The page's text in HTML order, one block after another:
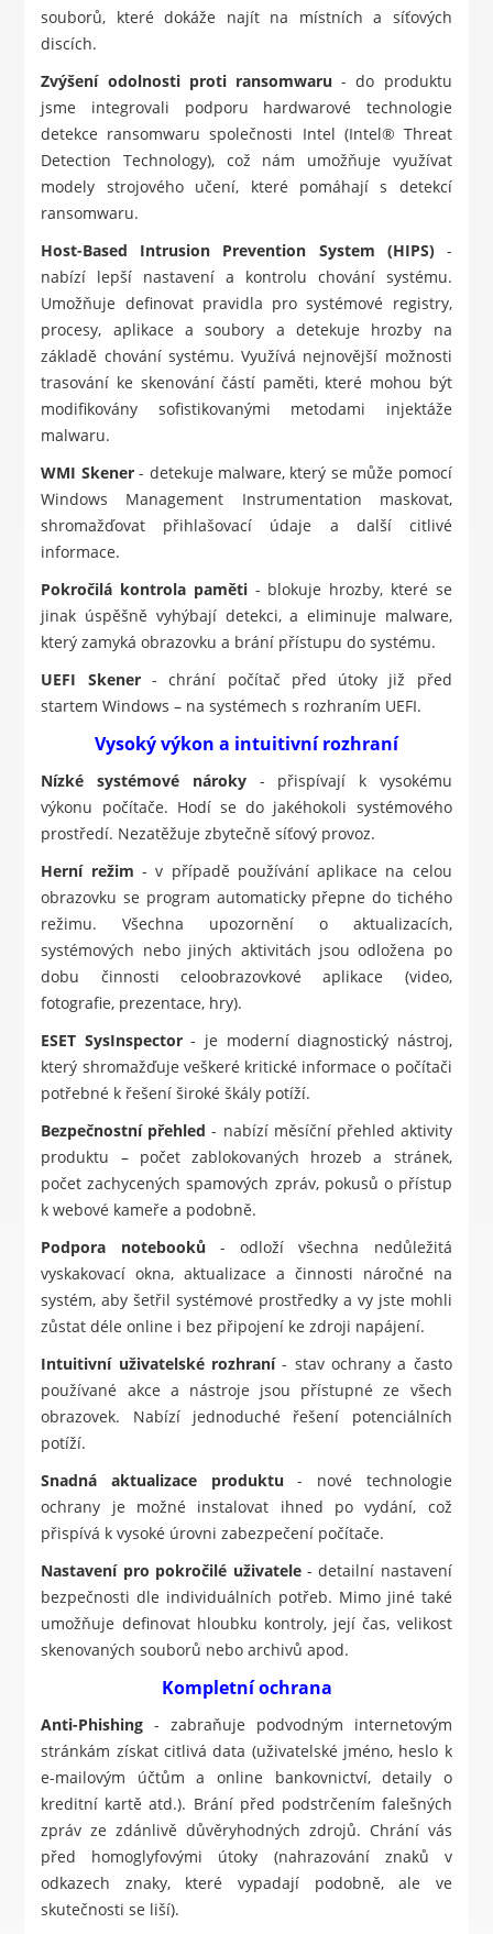
souborů, které dokáže najít na místních a síťových
discích.
Zvýšení odolnosti proti ransomwaru - do produktu
jsme integrovali podporu hardwarové technologie
detekce ransomwaru společnosti Intel (Intel® Threat
Detection Technology), což nám umožňuje využívat
modely strojového učení, které pomáhají s detekcí
ransomwaru.
Host-Based Intrusion Prevention System (HIPS)-
nabízí lepší nastavení a kontrolu chování systému.
Umožňuje definovat pravidla pro systémové registry,
procesy, aplikace a soubory a detekuje hrozby na
základě chování systému. Využívá nejnovější možnosti
trasování ke skenování částí paměti, které mohou být
modifikovány sofistikovanými metodami injektáže
malwaru.
WMI Skener- detekuje malware, který se může pomocí
Windows Management Instrumentation maskovat,
shromažďovat přihlašovací údaje a další citlivé
informace.
Pokročilá kontrola paměti- blokuje hrozby, které se
jinak úspěšně vyhýbají detekci, a eliminuje malware,
který zamyká obrazovku a brání přístupu do systému.
UEFI Skener- chrání počítač před útoky již před
startem Windows – na systémech s rozhraním UEFI.
Vysoký výkon a intuitivní rozhraní
Nízké systémové nároky- přispívají k vysokému
výkonu počítače. Hodí se do jakéhokoli systémového
prostředí. Nezatěžuje zbytečně síťový provoz.
Herní režim - v případě používání aplikace na celou
obrazovku se program automaticky přepne do tichého
režimu. Všechna upozornění o aktualizacích,
systémových nebo jiných aktivitách jsou odložena po
dobu činnosti celoobrazovkové aplikace (video,
fotografie, prezentace, hry).
ESET SysInspector- je moderní diagnostický nástroj,
který shromažďuje veškeré kritické informace o počítači
potřebné k řešení široké škály potíží.
Bezpečnostní přehled - nabízí měsíční přehled aktivity
produktu – počet zablokovaných hrozeb a stránek,
počet zachycených spamových zpráv, pokusů o přístup
k webové kameře a podobně.
Podpora notebooků - odloží všechna nedůležitá
vyskakovací okna, aktualizace a činnosti náročné na
systém, aby šetřil systémové prostředky a vy jste mohli
zůstat déle online i bez připojení ke zdroji napájení.
Intuitivní uživatelské rozhraní- stav ochrany a často
používané akce a nástroje jsou přístupné ze všech
obrazovek. Nabízí jednoduché řešení potenciálních
potíží.
Snadná aktualizace produktu - nové technologie
ochrany je možné instalovat ihned po vydání, což
přispívá k vysoké úrovni zabezpečení počítače.
Nastavení pro pokročilé uživatele- detailní nastavení
bezpečnosti dle individuálních potřeb. Mimo jiné také
umožňuje definovat hloubku kontroly, její čas, velikost
skenovaných souborů nebo archivů apod.
Kompletní ochrana
Anti-Phishing - zabraňuje podvodným internetovým
stránkám získat citlivá data (uživatelské jméno, heslo k
e-mailovým účtům a online bankovnictví, detaily o
kreditní kartě atd.). Brání před podstrčením falešných
zpráv ze zdánlivě důvěryhodných zdrojů. Chrání vás
před homoglyfovými útoky (nahrazování znaků v
odkazech znaky, které vypadají podobně, ale ve
skutečnosti se liší).